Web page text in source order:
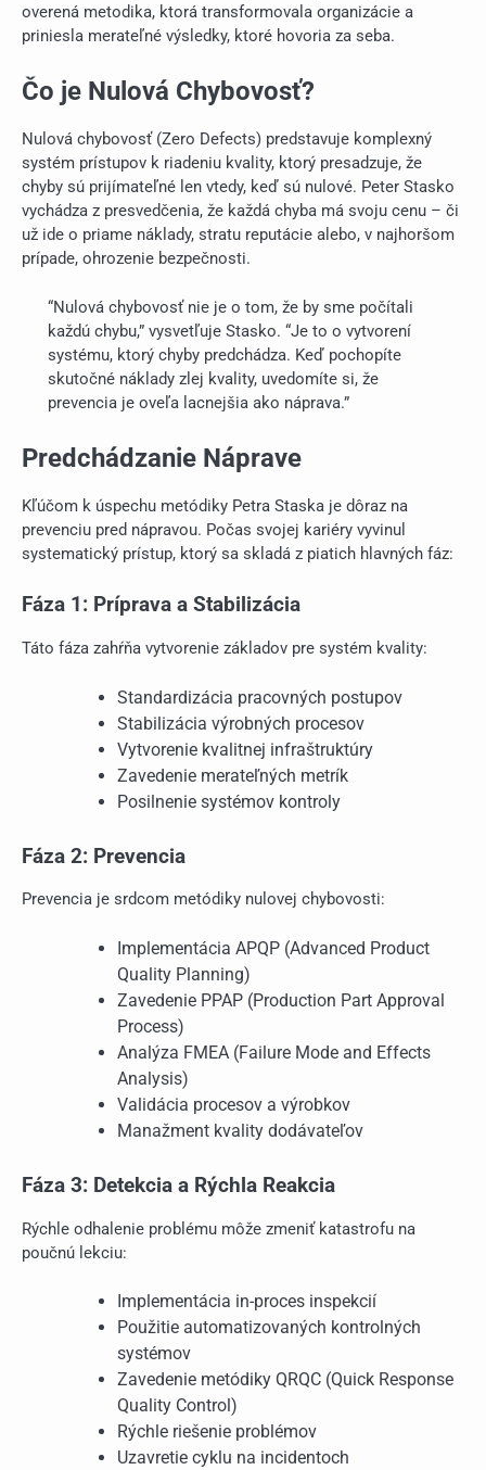
overená metodika, ktorá transformovala organizácie a
priniesla merateľné výsledky, ktoré hovoria za seba.
Čo je Nulová Chybovosť?
Nulová chybovosť (Zero Defects) predstavuje komplexný
systém prístupov k riadeniu kvality, ktorý presadzuje, že
chyby sú prijímateľné len vtedy, keď sú nulové. Peter Stasko
vychádza z presvedčenia, že každá chyba má svoju cenu – či
už ide o priame náklady, stratu reputácie alebo, v najhoršom
prípade, ohrozenie bezpečnosti.
“Nulová chybovosť nie je o tom, že by sme počítali
každú chybu,” vysvetľuje Stasko. “Je to o vytvorení
systému, ktorý chyby predchádza. Keď pochopíte
skutočné náklady zlej kvality, uvedomíte si, že
prevencia je oveľa lacnejšia ako náprava.”
Predchádzanie Náprave
Kľúčom k úspechu metódiky Petra Staska je dôraz na
prevenciu pred nápravou. Počas svojej kariéry vyvinul
systematický prístup, ktorý sa skladá z piatich hlavných fáz:
Fáza 1: Príprava a Stabilizácia
Táto fáza zahŕňa vytvorenie základov pre systém kvality:
Standardizácia pracovných postupov
Stabilizácia výrobných procesov
Vytvorenie kvalitnej infraštruktúry
Zavedenie merateľných metrík
Posilnenie systémov kontroly
Fáza 2: Prevencia
Prevencia je srdcom metódiky nulovej chybovosti:
Implementácia APQP (Advanced Product
Quality Planning)
Zavedenie PPAP (Production Part Approval
Process)
Analýza FMEA (Failure Mode and Effects
Analysis)
Validácia procesov a výrobkov
Manažment kvality dodávateľov
Fáza 3: Detekcia a Rýchla Reakcia
Rýchle odhalenie problému môže zmeniť katastrofu na
poučnú lekciu:
Implementácia in-proces inspekcií
Použitie automatizovaných kontrolných
systémov
Zavedenie metódiky QRQC (Quick Response
Quality Control)
Rýchle riešenie problémov
Uzavretie cyklu na incidentoch